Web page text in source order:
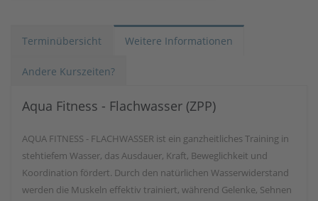
Terminübersicht Weitere Informationen
Andere Kurszeiten?
Aqua Fitness - Flachwasser (ZPP)
AQUA FITNESS - FLACHWASSER ist ein ganzheitliches Training in
stehtiefem Wasser, das Ausdauer, Kraft, Beweglichkeit und
Koordination fördert. Durch den natürlichen Wasserwiderstand
werden die Muskeln effektiv trainiert, während Gelenke, Sehnen